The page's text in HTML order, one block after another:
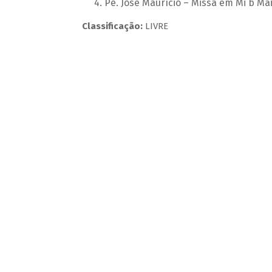
Pe. José Maurício – Missa em Mi b
Classificação:LIVRE